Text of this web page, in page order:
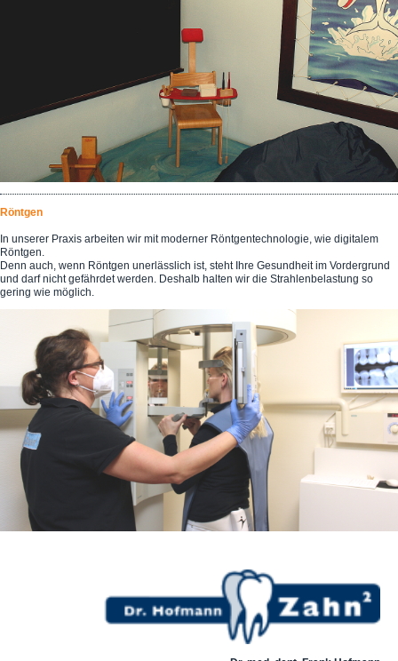
Röntgen
In unserer Praxis arbeiten wir mit moderner Röntgentechnologie, wie digitalem
Röntgen.
Denn auch, wenn Röntgen unerlässlich ist, steht Ihre Gesundheit im Vordergrund
und darf nicht gefährdet werden. Deshalb halten wir die Strahlenbelastung so
gering wie möglich.